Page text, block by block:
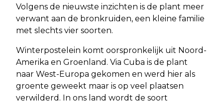
Volgens de nieuwste inzichten is de plant meer
verwant aan de bronkruiden, een kleine familie
met slechts vier soorten.
Winterpostelein komt oorspronkelijk uit Noord-
Amerika en Groenland. Via Cuba is de plant
naar West-Europa gekomen en werd hier als
groente geweekt maar is op veel plaatsen
verwilderd. In ons land wordt de soort